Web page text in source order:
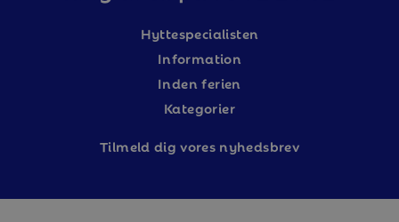
Hyttespecialisten
Information
Inden ferien
Kategorier
Tilmeld dig vores nyhedsbrev